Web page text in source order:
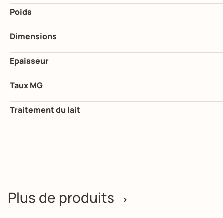
Poids
Dimensions
Epaisseur
Taux MG
Traitement du lait
Plus de produits >